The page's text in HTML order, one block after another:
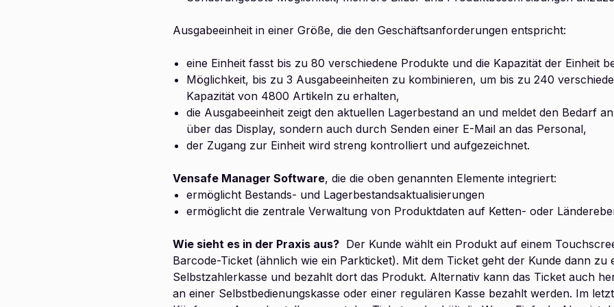
Ausgabeeinheit in einer Größe, die den Geschäftsanforderungen entspricht:
eine Einheit fasst bis zu 80 verschiedene Produkte und die Kapazität der Einheit
Möglichkeit, bis zu 3 Ausgabeeinheiten zu kombinieren, um bis zu 240
Kapazität von 4800 Artikeln zu erhalten,
die Ausgabeeinheit zeigt den aktuellen Lagerbestand an und meldet den Bedarf
über das Display, sondern auch durch Senden einer E-Mail an das Personal,
der Zugang zur Einheit wird streng kontrolliert und aufgezeichnet.
Vensafe Manager Software, die die oben genannten Elemente integriert:
ermöglicht Bestands- und Lagerbestandsaktualisierungen
ermöglicht die zentrale Verwaltung von Produktdaten auf Ketten- oder
Wie sieht es in der Praxis aus? Der Kunde wählt ein Produkt auf einem
Barcode-Ticket (ähnlich wie ein Parkticket). Mit dem Ticket geht der Kunde dann
Selbstzahlerkasse und bezahlt dort das Produkt. Alternativ kann das Ticket auch
an einer Selbstbedienungskasse oder einer regulären Kasse bezahlt werden. Im